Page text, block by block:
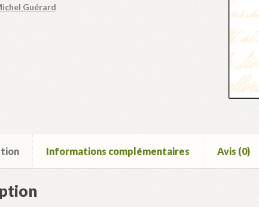
Guérard
Informations complémentaires Avis (0)